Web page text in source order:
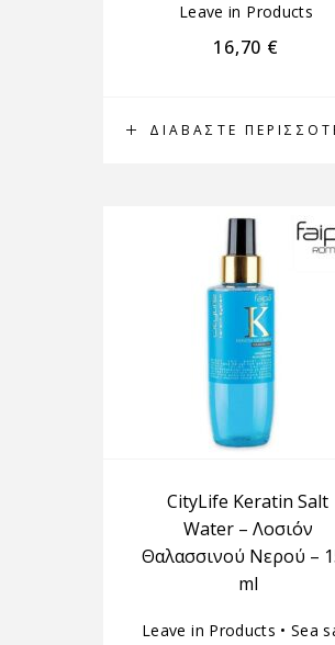
ΔΙΑΒΆΣΤΕ
Leave in Products
16,70 €
CityLife Keratin Salt
Water – Λοσιόν
Θαλασσινού Νερού –
ml
Leave in Products •Sea